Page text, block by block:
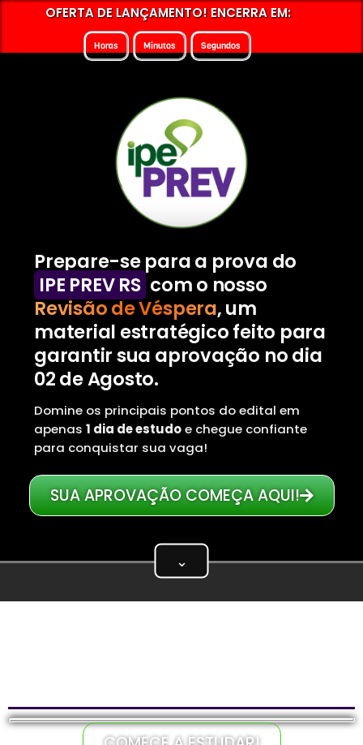
OFERTA DE LANÇAMENTO! ENCERRA EM:
Horas Minutos Segundos
Prepare-se para a prova do
IPE PREV RS com o nosso
Revisão de Véspera, um
material estratégico feito para
garantir sua aprovação no dia
02 de Agosto.
Domine os principais pontos do edital em
apenas 1 dia de estudoe chegue confiante
para conquistar sua vaga!
SUA APROVAÇÃO COMEÇA AQUI!
⌄